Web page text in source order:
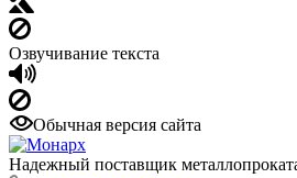
Озвучивание текста
Обычная версия сайта
Надежный поставщик